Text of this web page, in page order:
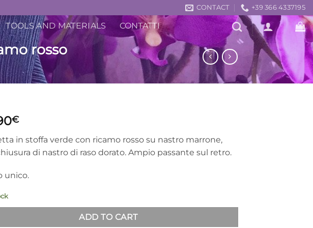
CONTACT +39 366 4337195
TOOLS AND MATERIALS CONTATTI
rosso
€
in stoffa verde con ricamo rosso su nastro marrone,
di nastro di raso dorato. Ampio passante sul retro.
unico.
ADD TO CART